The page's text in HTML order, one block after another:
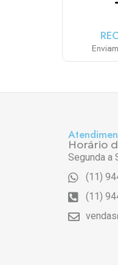
Horário
Segunda a
(11)
(11)